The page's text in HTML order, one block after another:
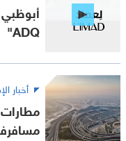
ADQ"
أخبار
مسافرفي